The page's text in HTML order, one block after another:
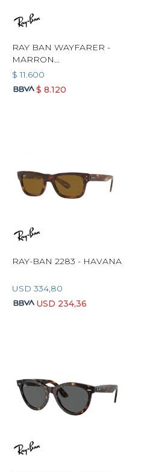
RAY BAN WAYFARER -
MARRON
TRANSPARENTE
DEGRADE
$ 11.600
$ 8.120
RAY-BAN 2283 - HAVANA
USD 334,80
USD 234,36